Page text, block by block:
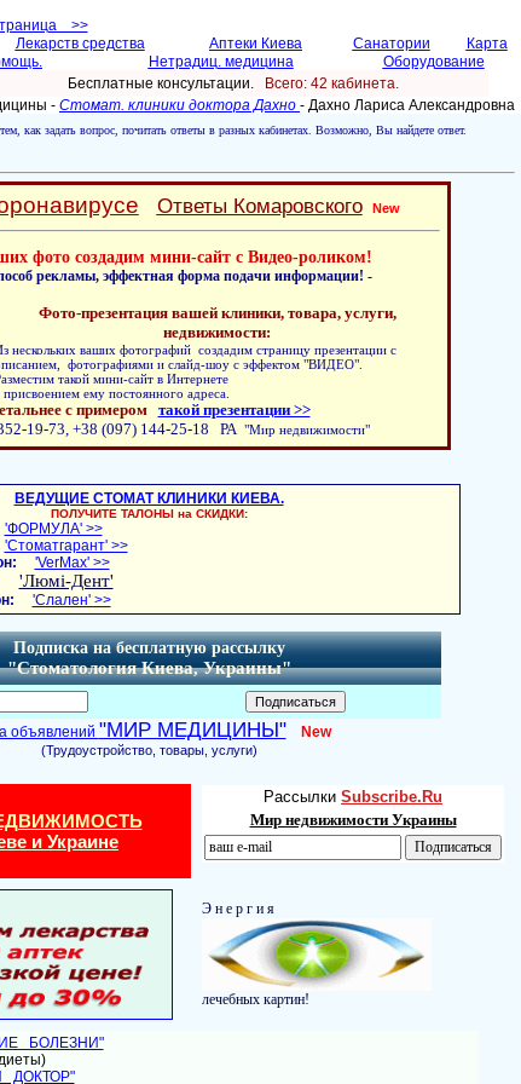
>>
Лекарств средства Аптеки Киева Санатории
Карта
Нетрадиц. медицина
Оборудование
Бесплатные консультации.
Всего: 42 кабинетa.
- Стомат. клиники доктора Дахно - Дахно Лариса Александровна
как задать вопрос, почитать ответы в разных кабинетах. Возможно, Вы найдете ответ.
Ответы Комаровского New
фото создадим мини-сайт с Видео-роликом!
рекламы, эффектная форма подачи информации! -
Фото-презентация вашей клиники, товара, услуги,
недвижимости:
нескольких ваших фотографий создадим страницу презентации с
фотографиями и слайд-шоу с эффектом "ВИДЕО".
такой мини-сайт в Интернете
присвоением ему постоянного адреса.
с примером такой презентации >>
19-73, +38 (097) 144-25-18 РА "Мир недвижимости"
ВЕДУЩИЕ СТОМАТ КЛИНИКИ КИЕВА.
ПОЛУЧИТЕ ТАЛОНЫ на СКИДКИ:
'ФОРМУЛА' >>
'Стоматгарант' >>
'VerMax' >>
'Люмі-Дент'
'Слален' >>
Подписка на бесплатную рассылку
"Стоматология Киева, Украины"
объявлений "МИР МЕДИЦИНЫ" New
(Трудоустройство, товары, услуги)
и Украине
Рассылки Subscribe.Ru
Мир недвижимости Украины
Э н е р г и я
лечебных картин!
БОЛЕЗНИ"
ДОКТОР"